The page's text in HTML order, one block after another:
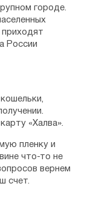
(13, 8–
жизни
11-14) — 372
476
— 483
— 492
молитвою (15,
городе.
России
«Халва».
пленку и
что-то не
вернем
счет.